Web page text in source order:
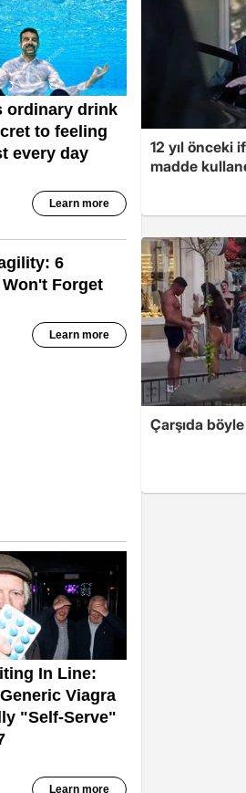
12 yıl önceki
madde
Çarşıda